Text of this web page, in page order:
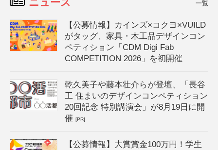
一覧
【公募情報】カインズ×コクヨ×VUILD
がタッグ、家具・木工品デザインコン
ペティション「CDM Digi Fab
COMPETITION 2026」を初開催
乾久美子や藤本壮介らが登壇、「長谷
工 住まいのデザインコンペティション
20回記念 特別講演会」が8月19日に開
催[PR]
【公募情報】大賞賞金100万円！学生